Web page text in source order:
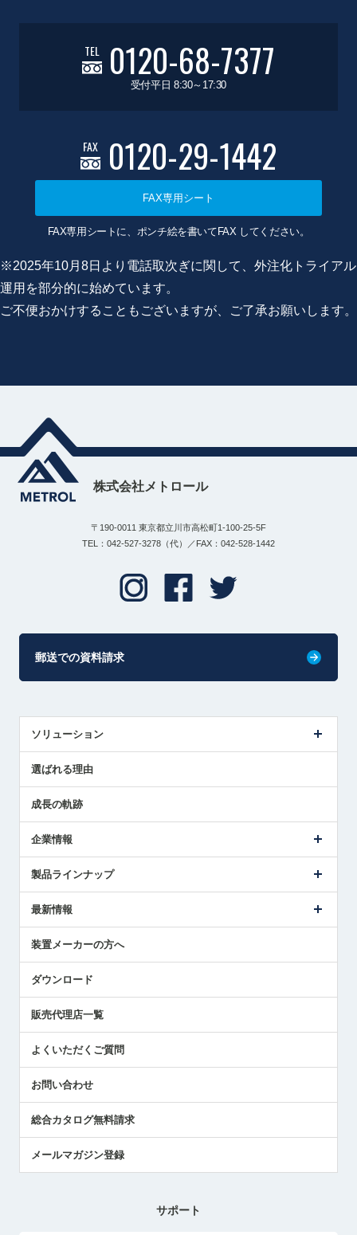
TEL 0120-68-7377
受付平日 8:30～17:30
FAX 0120-29-1442
FAX専用シート
FAX専用シートに、ポンチ絵を書いてFAX してください。
※2025年10月8日より電話取次ぎに関して、外注化トライアル
運用を部分的に始めています。
ご不便おかけすることもございますが、ご了承お願いします。
株式会社メトロール
〒190-0011 東京都立川市高松町1-100-25-5F
TEL：042-527-3278（代）／FAX：042-528-1442
郵送での資料請求
ソリューション
解決策提案
選ばれる理由
成長の軌跡
企業情報
ごあいさつ
受賞履歴
採用情報
国/地域/言語
製品ラインナップ
ツールセッタ製品
エアマイクロセンサ製品
最新情報
メトロールの技術
社員ブログ
中小企業のBCP地震対策
センサのテクニカルガイド
社長ブログ
装置メーカーの方へ
ダウンロード
販売代理店一覧
よくいただくご質問
お問い合わせ
総合カタログ無料請求
メールマガジン登録
サポート